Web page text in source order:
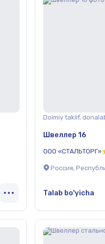
Doimiy taklif,
Швеллер 16
ООО «СТАЛЬТОРГ»
Россия,
Talab bo'yicha